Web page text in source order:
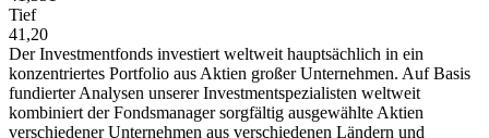
Tief
41,20
Der Investmentfonds investiert weltweit hauptsächlich in ein
konzentriertes Portfolio aus Aktien großer Unternehmen. Auf Basis
fundierter Analysen unserer Investmentspezialisten weltweit
kombiniert der Fondsmanager sorgfältig ausgewählte Aktien
verschiedener Unternehmen aus verschiedenen Ländern und